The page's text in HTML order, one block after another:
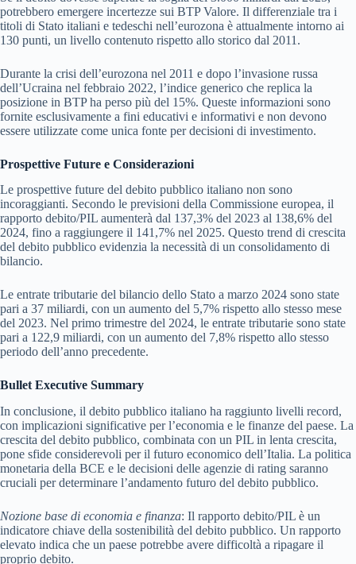
potrebbero emergere incertezze sui BTP Valore. Il differenziale tra i
titoli di Stato italiani e tedeschi nell’eurozona è attualmente intorno ai
130 punti, un livello contenuto rispetto allo storico dal 2011.
Durante la crisi dell’eurozona nel 2011 e dopo l’invasione russa
dell’Ucraina nel febbraio 2022, l’indice generico che replica la
posizione in BTP ha perso più del 15%. Queste informazioni sono
fornite esclusivamente a fini educativi e informativi e non devono
essere utilizzate come unica fonte per decisioni di investimento.
Prospettive Future e Considerazioni
Le prospettive future del debito pubblico italiano non sono
incoraggianti. Secondo le previsioni della Commissione europea, il
rapporto debito/PIL aumenterà dal 137,3% del 2023 al 138,6% del
2024, fino a raggiungere il 141,7% nel 2025. Questo trend di crescita
del debito pubblico evidenzia la necessità di un consolidamento di
bilancio.
Le entrate tributarie del bilancio dello Stato a marzo 2024 sono state
pari a 37 miliardi, con un aumento del 5,7% rispetto allo stesso mese
del 2023. Nel primo trimestre del 2024, le entrate tributarie sono state
pari a 122,9 miliardi, con un aumento del 7,8% rispetto allo stesso
periodo dell’anno precedente.
Bullet Executive Summary
In conclusione, il debito pubblico italiano ha raggiunto livelli record,
con implicazioni significative per l’economia e le finanze del paese. La
crescita del debito pubblico, combinata con un PIL in lenta crescita,
pone sfide considerevoli per il futuro economico dell’Italia. La politica
monetaria della BCE e le decisioni delle agenzie di rating saranno
cruciali per determinare l’andamento futuro del debito pubblico.
Nozione base di economia e finanza: Il rapporto debito/PIL è un
indicatore chiave della sostenibilità del debito pubblico. Un rapporto
elevato indica che un paese potrebbe avere difficoltà a ripagare il
proprio debito.